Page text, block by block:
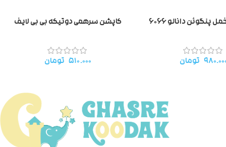
دانالو ۶۰۶۶
تومان
کاپشن سرهمی دوتیکه بی بی لایف
۵۱۰.۰۰۰ تومان